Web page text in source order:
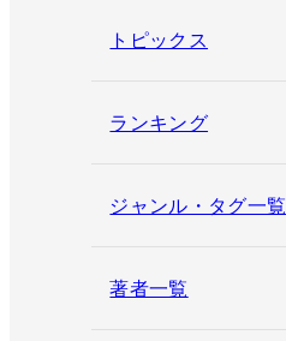
トピックス
ランキング
ジャンル・タグ一覧
著者一覧